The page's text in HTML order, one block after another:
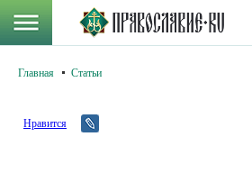
Главная Статьи
Нравится